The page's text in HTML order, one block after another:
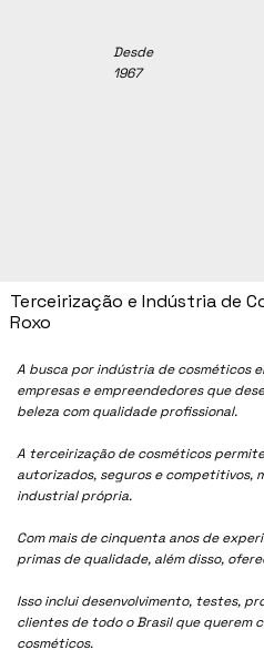
Desde
1967
A busca por indústria de cosméticos
empresas e empreendedores que
beleza com qualidade profissional.
A terceirização de cosméticos
autorizados, seguros e competitivos,
industrial própria.
Com mais de cinquenta anos de
primas de qualidade, além disso,
Isso inclui desenvolvimento, testes,
clientes de todo o Brasil que querem
cosméticos.
Terceirização e Indústria de
Roxo